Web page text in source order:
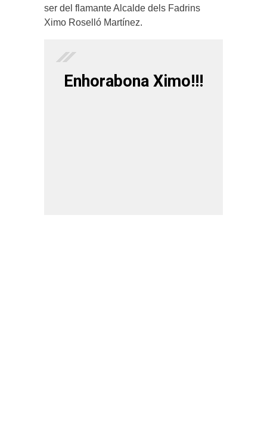
ser del flamante Alcalde dels Fadrins
Ximo Roselló Martínez.
Enhorabona Ximo!!!